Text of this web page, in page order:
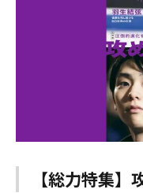
【総力特集